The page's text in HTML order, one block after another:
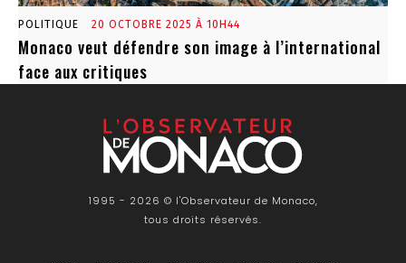
POLITIQUE 20 OCTOBRE 2025 À 10H44
Monaco veut défendre son image à l’international
face aux critiques
1995 - 2026 © l'Observateur de Monaco,
tous droits réservés.